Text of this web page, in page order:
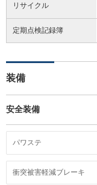
リサイクル
定期点検記録簿
装備
安全装備
パワステ
衝突被害軽減ブレーキ